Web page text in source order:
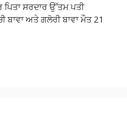
ਪਿਤਾ ਸਰਦਾਰ ਉੱਤਮ ਪਤੀ
ਬਾਵਾ ਅਤੇ ਗਲੋਰੀ ਬਾਵਾ ਮੌਤ 21